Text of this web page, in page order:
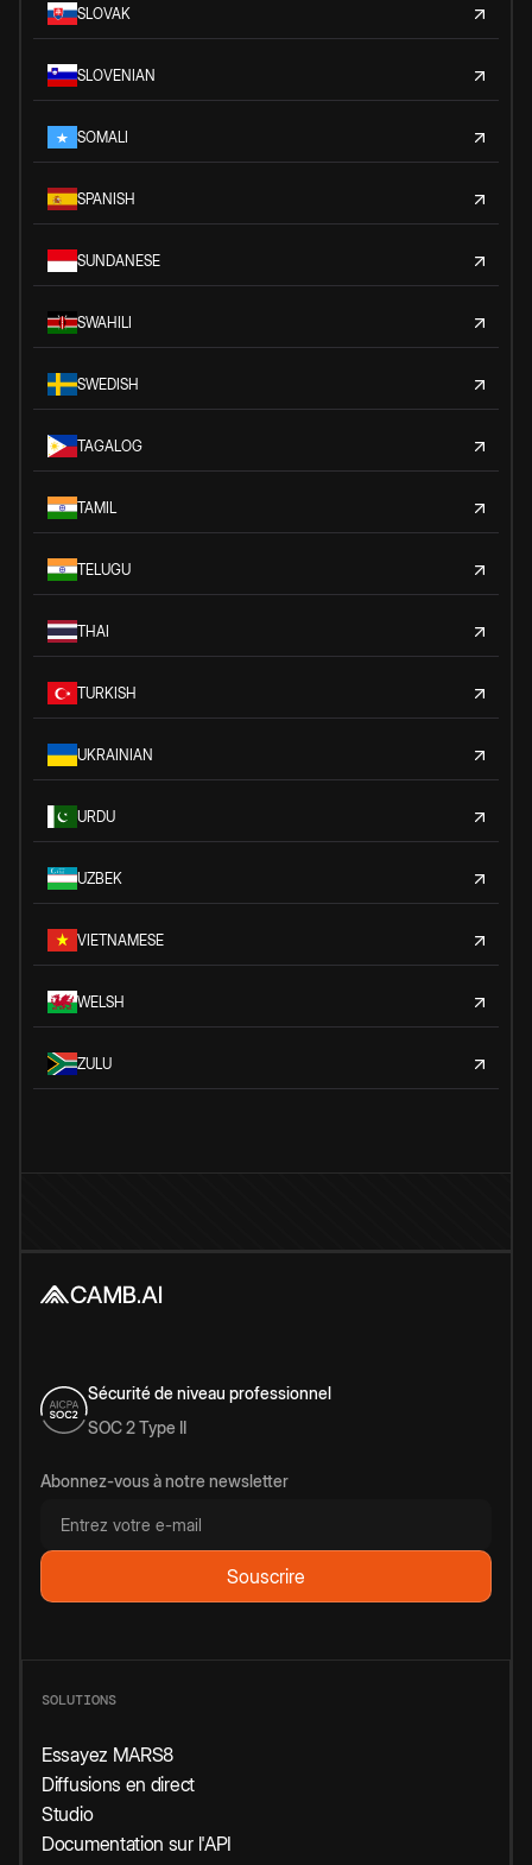
SLOVAK
SLOVENIAN
SOMALI
SPANISH
SUNDANESE
SWAHILI
SWEDISH
TAGALOG
TAMIL
TELUGU
THAI
TURKISH
UKRAINIAN
URDU
UZBEK
VIETNAMESE
WELSH
ZULU
Sécurité de niveau professionnel
SOC 2 Type II
Abonnez-vous à notre newsletter
SOLUTIONS
Essayez MARS8
Diffusions en direct
Studio
Documentation sur l'API